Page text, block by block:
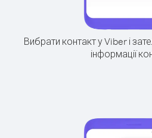
Вибрати контакт у Viber і
інформації